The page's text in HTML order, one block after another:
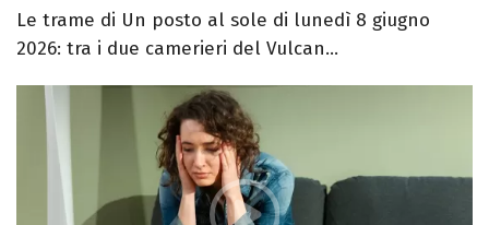
Le trame di Un posto al sole di lunedì 8 giugno
2026: tra i due camerieri del Vulcan...